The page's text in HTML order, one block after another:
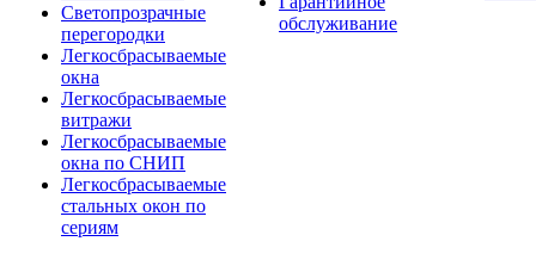
Светопрозрачные
перегородки
Легкосбрасываемые
окна
Легкосбрасываемые
витражи
Легкосбрасываемые
окна по СНИП
Легкосбрасываемые
стальных окон по
сериям
обслуживание